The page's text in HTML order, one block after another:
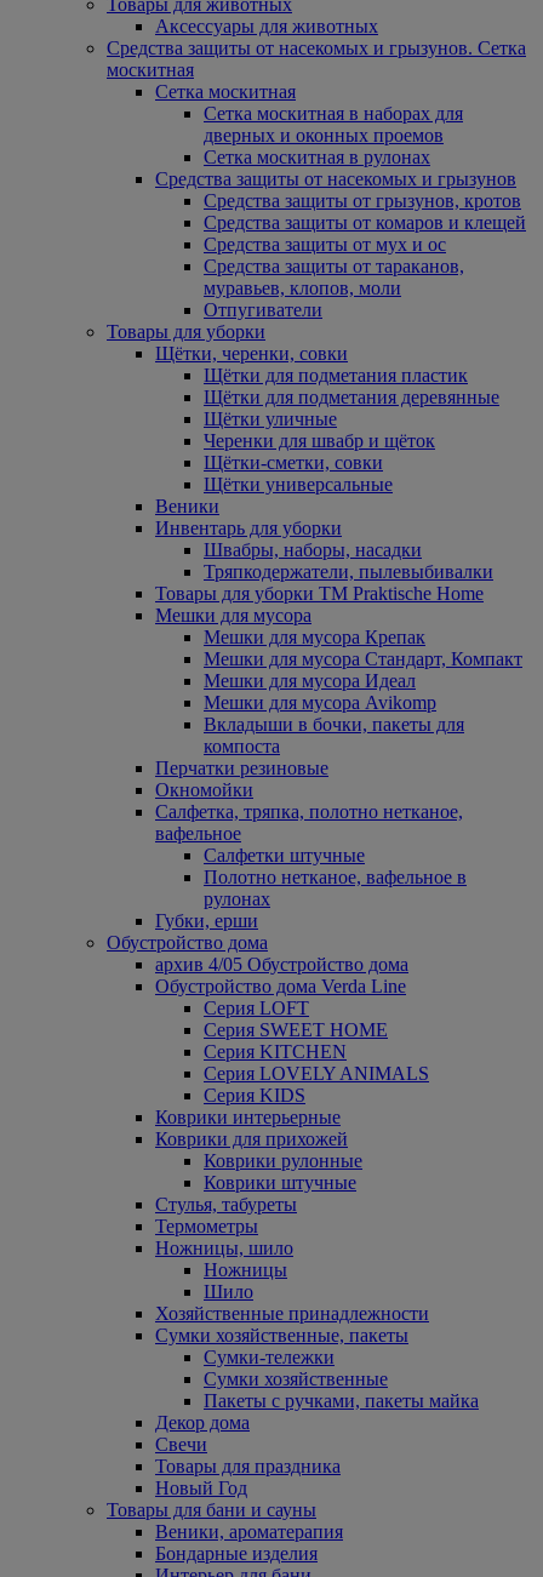
Товары для животных
Аксессуары для животных
Средства защиты от насекомых и грызунов. Сетка
москитная
Сетка москитная
Сетка москитная в наборах для
дверных и оконных проемов
Сетка москитная в рулонах
Средства защиты от насекомых и грызунов
Средства защиты от грызунов, кротов
Средства защиты от комаров и клещей
Средства защиты от мух и ос
Средства защиты от тараканов,
муравьев, клопов, моли
Отпугиватели
Товары для уборки
Щётки, черенки, совки
Щётки для подметания пластик
Щётки для подметания деревянные
Щётки уличные
Черенки для швабр и щёток
Щётки-сметки, совки
Щётки универсальные
Веники
Инвентарь для уборки
Швабры, наборы, насадки
Тряпкодержатели, пылевыбивалки
Товары для уборки ТМ Praktische Home
Мешки для мусора
Мешки для мусора Крепак
Мешки для мусора Стандарт, Компакт
Мешки для мусора Идеал
Мешки для мусора Avikomp
Вкладыши в бочки, пакеты для
компоста
Перчатки резиновые
Окномойки
Салфетка, тряпка, полотно нетканое,
вафельное
Салфетки штучные
Полотно нетканое, вафельное в
рулонах
Губки, ерши
Обустройство дома
архив 4/05 Обустройство дома
Обустройство дома Verda Line
Серия LOFT
Серия SWEET HOME
Серия KITCHEN
Серия LOVELY ANIMALS
Серия KIDS
Коврики интерьерные
Коврики для прихожей
Коврики рулонные
Коврики штучные
Стулья, табуреты
Термометры
Ножницы, шило
Ножницы
Шило
Хозяйственные принадлежности
Сумки хозяйственные, пакеты
Сумки-тележки
Сумки хозяйственные
Пакеты с ручками, пакеты майка
Декор дома
Свечи
Товары для праздника
Новый Год
Товары для бани и сауны
Веники, ароматерапия
Бондарные изделия